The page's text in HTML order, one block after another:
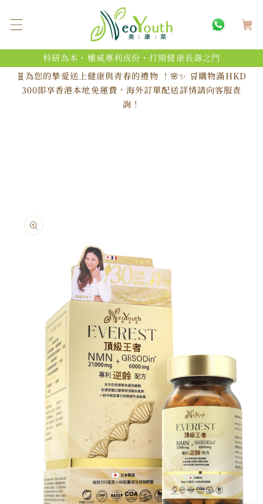
容
物
科研為本・權威專利成份・打開健康長壽之門
🧬為您的摯愛送上健康與青春的禮物 ！🌸✨ 🛒購物滿HKD
300即享香港本地免運費，海外訂單配送詳情請向客服查
詢！
略過產
品資訊